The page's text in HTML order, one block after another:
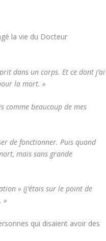
la vie du Docteur
dans un corps. Et ce dont j’ai
la mort. »
comme beaucoup de mes
de fonctionner. Puis quand
mais sans grande
» (j’étais sur le point de
»
qui disaient avoir des